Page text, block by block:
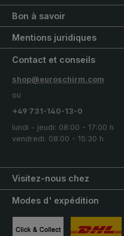
Bon à savoir
Mentions juridiques
Visitez-nous chez
Contact et conseils
shop@euroschirm.com
ou
+49 731-140-13-0
lundi - jeudi: 08:00 - 17:00 h
vendredi: 08:00 - 15:30 h
Modes d' expédition